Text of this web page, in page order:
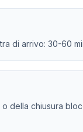
di arrivo: 30-60
chiusura